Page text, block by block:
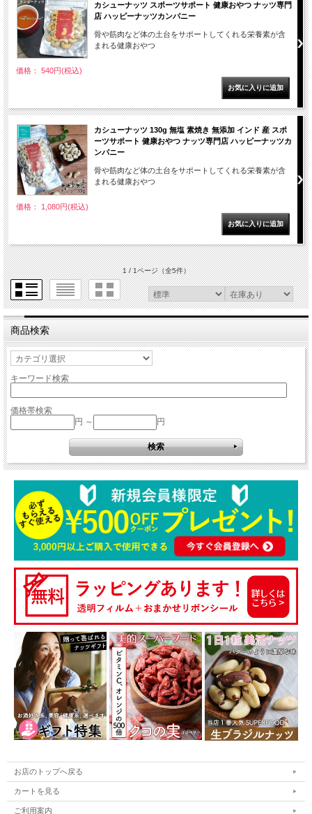
カシューナッツ スポーツサポート 健康おやつ ナッツ専門
店 ハッピーナッツカンパニー
骨や筋肉など体の土台をサポートしてくれる栄養素が含
まれる健康おやつ
価格： 540円(税込)
カシューナッツ 130g 無塩 素焼き 無添加 インド 産 スポ
ーツサポート 健康おやつ ナッツ専門店 ハッピーナッツカ
ンパニー
骨や筋肉など体の土台をサポートしてくれる栄養素が含
まれる健康おやつ
価格： 1,080円(税込)
1 / 1ページ（全5件）
商品検索
キーワード検索
価格帯検索
円 ～
円
お店のトップへ戻る
カートを見る
ご利用案内